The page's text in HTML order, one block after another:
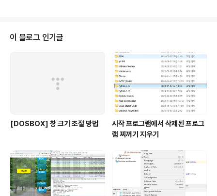
이 블로그 인기글
[DOSBOX] 창 크기 조절 방법
시작 프로그램에서 삭제된 프로그
램 찌꺼기 지우기